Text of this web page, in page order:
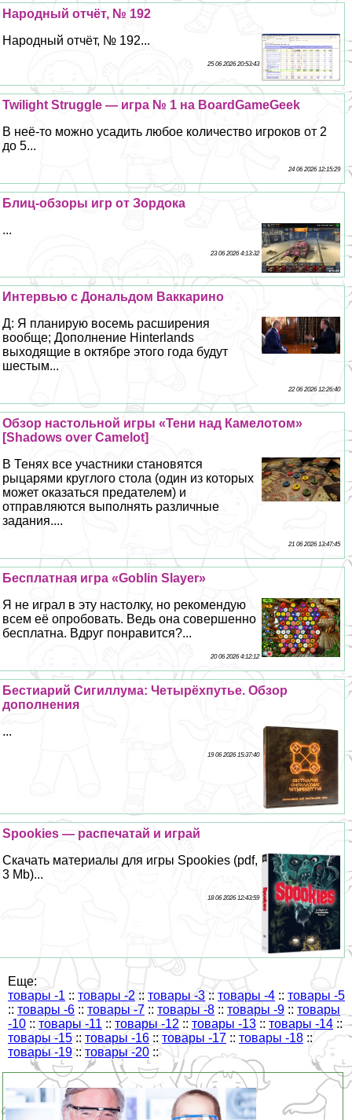
Народный отчёт, № 192
Народный отчёт, № 192...
25 06 2026 20:53:43
Twilight Struggle — игра № 1 на BoardGameGeek
В неё-то можно усадить любое количество игроков от 2
до 5...
24 06 2026 12:15:29
Блиц-обзоры игр от Зордока
...
23 06 2026 4:13:32
Интервью с Дональдом Ваккарино
Д: Я планирую восемь расширения
вообще; Дополнение Hinterlands
выходящие в октябре этого года будут
шестым...
22 06 2026 12:26:40
Обзор настольной игры «Тени над Камелотом»
[Shadows over Camelot]
В Тенях все участники становятся
рыцарями круглого стола (один из которых
может оказаться предателем) и
отправляются выполнять различные
задания....
21 06 2026 13:47:45
Бесплатная игра «Goblin Slayer»
Я не играл в эту настолку, но рекомендую
всем её опробовать. Ведь она совершенно
бесплатна. Вдруг понравится?...
20 06 2026 4:12:12
Бестиарий Сигиллума: Четырёхпутье. Обзор
дополнения
...
19 06 2026 15:37:40
Spookies — распечатай и играй
Скачать материалы для игры Spookies (pdf,
3 Mb)...
18 06 2026 12:43:59
Еще:
товары -1 :: товары -2 :: товары -3 :: товары -4 :: товары -5
:: товары -6 :: товары -7 :: товары -8 :: товары -9 :: товары
-10 :: товары -11 :: товары -12 :: товары -13 :: товары -14 ::
товары -15:: товары -16 :: товары -17 :: товары -18 ::
товары -19 ::товары -20 ::